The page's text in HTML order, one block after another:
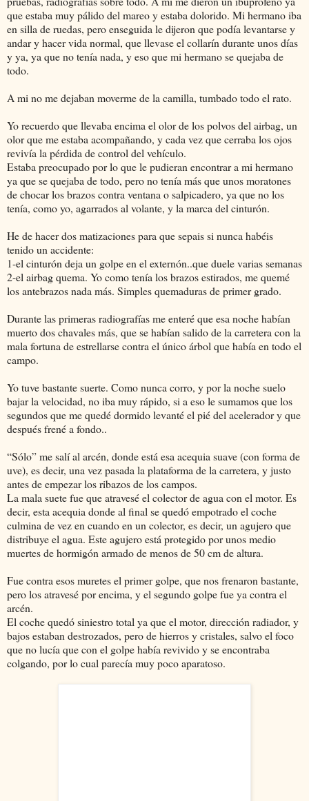
que estaba muy pálido del mareo y estaba dolorido. Mi hermano iba
en silla de ruedas, pero enseguida le dijeron que podía levantarse y
andar y hacer vida normal, que llevase el collarín durante unos días
y ya, ya que no tenía nada, y eso que mi hermano se quejaba de
todo.
A mi no me dejaban moverme de la camilla, tumbado todo el rato.
Yo recuerdo que llevaba encima el olor de los polvos del airbag, un
olor que me estaba acompañando, y cada vez que cerraba los ojos
revivía la pérdida de control del vehículo.
Estaba preocupado por lo que le pudieran encontrar a mi hermano
ya que se quejaba de todo, pero no tenía más que unos moratones
de chocar los brazos contra ventana o salpicadero, ya que no los
tenía, como yo, agarrados al volante, y la marca del cinturón.
He de hacer dos matizaciones para que sepais si nunca habéis
tenido un accidente:
1-el cinturón deja un golpe en el externón..que duele varias semanas
2-el airbag quema. Yo como tenía los brazos estirados, me quemé
los antebrazos nada más. Simples quemaduras de primer grado.
Durante las primeras radiografías me enteré que esa noche habían
muerto dos chavales más, que se habían salido de la carretera con la
mala fortuna de estrellarse contra el único árbol que había en todo el
campo.
Yo tuve bastante suerte. Como nunca corro, y por la noche suelo
bajar la velocidad, no iba muy rápido, si a eso le sumamos que los
segundos que me quedé dormido levanté el pié del acelerador y que
después frené a fondo..
“Sólo” me salí al arcén, donde está esa acequia suave (con forma de
uve), es decir, una vez pasada la plataforma de la carretera, y justo
antes de empezar los ribazos de los campos.
La mala suete fue que atravesé el colector de agua con el motor. Es
decir, esta acequia donde al final se quedó empotrado el coche
culmina de vez en cuando en un colector, es decir, un agujero que
distribuye el agua. Este agujero está protegido por unos medio
muertes de hormigón armado de menos de 50 cm de altura.
Fue contra esos muretes el primer golpe, que nos frenaron bastante,
pero los atravesé por encima, y el segundo golpe fue ya contra el
arcén.
El coche quedó siniestro total ya que el motor, dirección radiador, y
bajos estaban destrozados, pero de hierros y cristales, salvo el foco
que no lucía que con el golpe había revivido y se encontraba
colgando, por lo cual parecía muy poco aparatoso.